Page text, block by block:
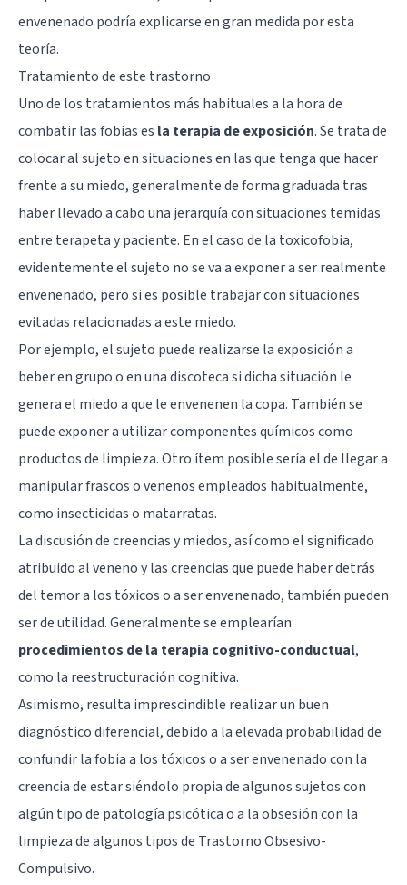
envenenado podría explicarse en gran medida por esta
teoría.
Tratamiento de este trastorno
Uno de los tratamientos más habituales a la hora de
combatir las fobias es la terapia de exposición. Se trata de
colocar al sujeto en situaciones en las que tenga que hacer
frente a su miedo, generalmente de forma graduada tras
haber llevado a cabo una jerarquía con situaciones temidas
entre terapeta y paciente. En el caso de la toxicofobia,
evidentemente el sujeto no se va a exponer a ser realmente
envenenado, pero si es posible trabajar con situaciones
evitadas relacionadas a este miedo.
Por ejemplo, el sujeto puede realizarse la exposición a
beber en grupo o en una discoteca si dicha situación le
genera el miedo a que le envenenen la copa. También se
puede exponer a utilizar componentes químicos como
productos de limpieza. Otro ítem posible sería el de llegar a
manipular frascos o venenos empleados habitualmente,
como insecticidas o matarratas.
La discusión de creencias y miedos, así como el significado
atribuido al veneno y las creencias que puede haber detrás
del temor a los tóxicos o a ser envenenado, también pueden
ser de utilidad. Generalmente se emplearían
procedimientos de la terapia cognitivo-conductual,
como la reestructuración cognitiva.
Asimismo, resulta imprescindible realizar un buen
diagnóstico diferencial, debido a la elevada probabilidad de
confundir la fobia a los tóxicos o a ser envenenado con la
creencia de estar siéndolo propia de algunos sujetos con
algún tipo de patología psicótica o a la obsesión con la
limpieza de algunos tipos de Trastorno Obsesivo-
Compulsivo.